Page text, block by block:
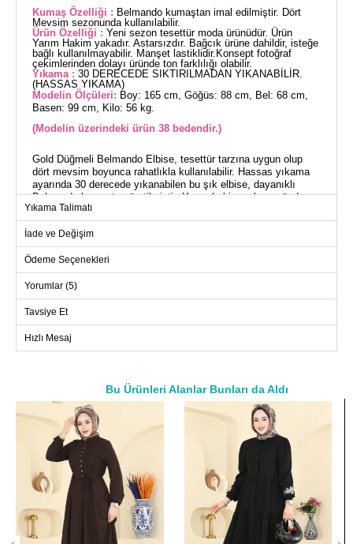
Kumaş Özelliği : Belmando kumaştan imal edilmiştir. Dört
Mevsim sezonunda kullanılabilir.
Ürün Özelliği : Yeni sezon tesettür moda ürünüdür. Ürün
Yarım Hakim yakadır. Astarsızdır. Bağcık ürüne dahildir, isteğe
bağlı kullanılmayabilir. Manşet lastiklidir.Konsept fotoğraf
çekimlerinden dolayı üründe ton farklılığı olabilir.
Yıkama : 30 DERECEDE SIKTIRILMADAN YIKANABİLİR.
(HASSAS YIKAMA)
Modelin Ölçüleri: Boy: 165 cm, Göğüs: 88 cm, Bel: 68 cm,
Basen: 99 cm, Kilo: 56 kg.
(Modelin üzerindeki ürün 38 bedendir.)
Gold Düğmeli Belmando Elbise, tesettür tarzına uygun olup
dört mevsim boyunca rahatlıkla kullanılabilir. Hassas yıkama
ayarında 30 derecede yıkanabilen bu şık elbise, dayanıklı
Belmando kumaştan üretilmiştir. Yarım hakim yaka ve önden
yarım düğmeli tasarımı ile modern bir görünüm sunar. Astarsız
oluşu, hafifliğiyle öne çıkar. Elbise 38 beden ölçülerinde ve
manşetleri lastiklidir. Bel bölgesinde yer alan bağcık ile farklı
stiller yaratılabilir.
38
94
133
40
98
133
106
133
46
110
48
133
50
133
120 133
Yıkama Talimatı
İade ve Değişim
Ödeme Seçenekleri
Yorumlar (5)
Tavsiye Et
Hızlı Mesaj
Bu Ürünleri Alanlar Bunları da Aldı
a>